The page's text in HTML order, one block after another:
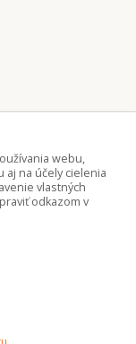
webu,
aj na účely cielenia
vlastných
odkazom v